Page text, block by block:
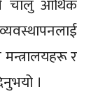
चालु आर्थिक
मन्त्रालयहरू र
।